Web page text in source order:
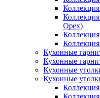
Орех)
Кухонные
Кухонные
Кухонные
Кухонные